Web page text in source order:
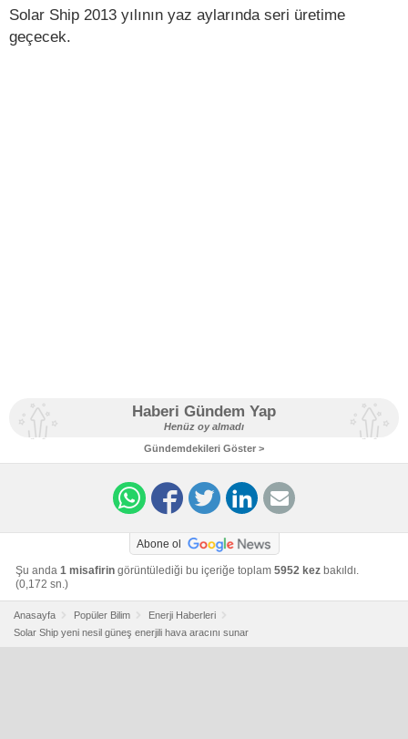
Solar Ship 2013 yılının yaz aylarında seri üretime
geçecek.
Haberi Gündem Yap
Henüz oy almadı
Gündemdekileri Göster >
Abone ol
Şu anda 1 misafirin görüntülediği bu içeriğe toplam 5952 kez bakıldı.
(0,172 sn.)
Anasayfa Popüler Bilim
Enerji Haberleri
Solar Ship yeni nesil güneş enerjili hava aracını sunar